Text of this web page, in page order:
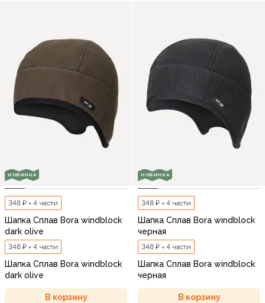
НОВИНКА
348 ₽ × 4 части
Шапка Сплав Bora windblock
dark olive
348 ₽ × 4 части
Шапка Сплав Bora windblock
dark olive
В корзину
НОВИНКА
348 ₽ × 4 части
Шапка Сплав Bora windblock
черная
348 ₽ × 4 части
Шапка Сплав Bora windblock
черная
В корзину